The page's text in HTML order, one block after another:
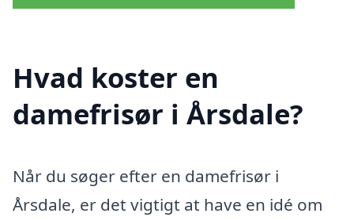
Hvad koster en
damefrisør i Årsdale?
Når du søger efter en damefrisør i
Årsdale, er det vigtigt at have en idé om